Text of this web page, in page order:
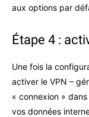
aux options par
Étape 4 :
Une fois la
activer le VPN –
« connexion »
vos données